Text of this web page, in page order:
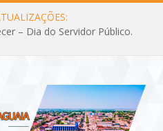
– Dia do Servidor Público.